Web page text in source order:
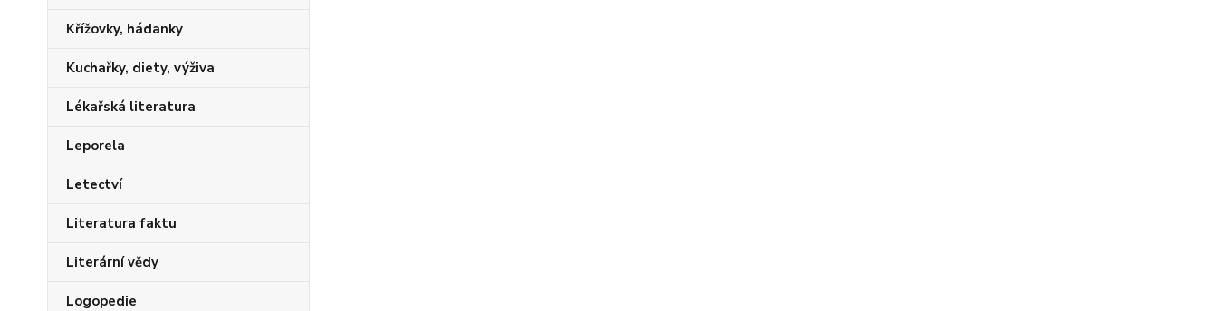
Křížovky, hádanky
Kuchařky, diety, výživa
Lékařská literatura
Leporela
Letectví
Literatura faktu
Literární vědy
Logopedie